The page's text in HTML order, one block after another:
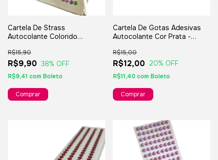
Cartela De Strass
Autocolante Colorido
R$9,90
R$15,90
38% OFF
R$9,41 com Boleto
Cartela De Gotas Adesivas
Autocolante Cor Prata -
R$12,00
R$15,00
20% OFF
R$11,40 com Boleto